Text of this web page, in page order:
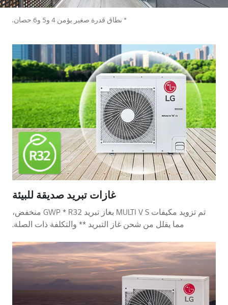
* نطاق قدرة صغير يؤمن 4 و5 و6 حصان.
غازات تبريد صديقة للبيئة
تم تزويد مكيفات MULTI V S بغاز تبريد GWP * R32 منخفض،
مما يقلل من شحن غاز التبريد ** والتكلفة ذات الصلة.